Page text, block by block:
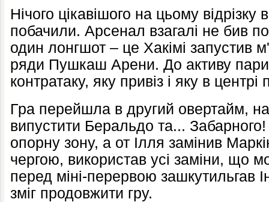
Нічого цікавішого на цьому відрізку
побачили. Арсенал взагалі не бив
один лонгшот – це Хакімі запустив
ряди Пушкаш Арени. До активу
контратаку, яку привіз і яку в
Гра перейшла в другий овертайм,
випустити Беральдо та...
опорну зону, а от Ілля замінив
чергою, використав усі заміни, що
перед міні-перервою зашкутильгав
зміг продовжити гру.